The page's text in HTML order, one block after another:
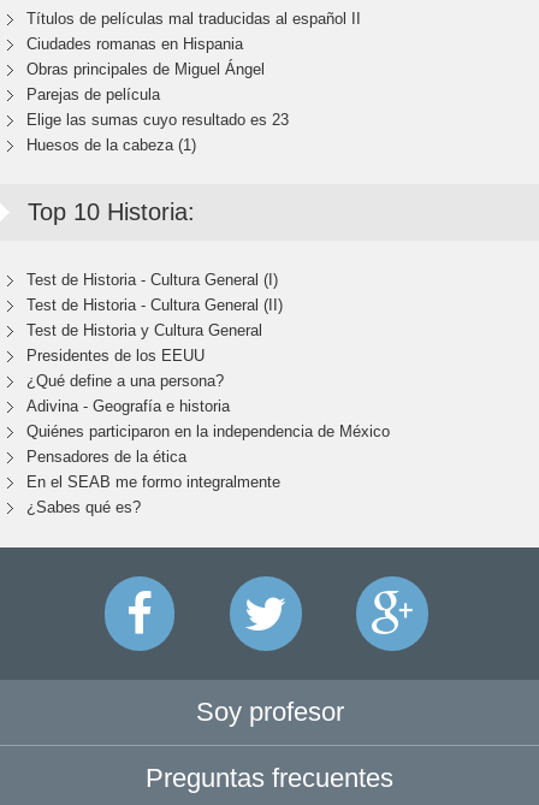
Títulos de películas mal traducidas al español II
Ciudades romanas en Hispania
Obras principales de Miguel Ángel
Parejas de película
Elige las sumas cuyo resultado es 23
Huesos de la cabeza (1)
Top 10 Historia:
Test de Historia - Cultura General (I)
Test de Historia - Cultura General (II)
Test de Historia y Cultura General
Presidentes de los EEUU
¿Qué define a una persona?
Adivina - Geografía e historia
Quiénes participaron en la independencia de México
Pensadores de la ética
En el SEAB me formo integralmente
¿Sabes qué es?
Soy profesor
Preguntas frecuentes